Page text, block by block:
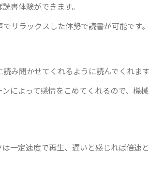
書体験ができます。
リラックスした体勢で読書が可能です。
み聞かせてくれるように読んでくれます
によって感情をこめてくれるので、機
一定速度で再生、遅いと感じれば倍速